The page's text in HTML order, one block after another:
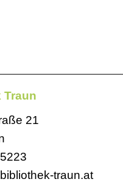
Traun
21
traun.at